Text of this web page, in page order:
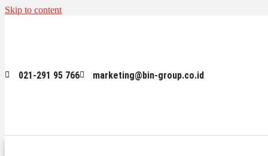
Skip to content
021-291 95 766 marketing@bin-group.co.id